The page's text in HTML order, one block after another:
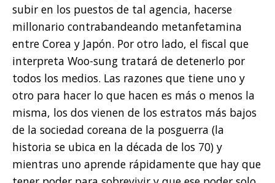
subir en los puestos de tal agencia, hacerse
millonario contrabandeando metanfetamina
entre Corea y Japón. Por otro lado, el fiscal que
interpreta Woo-sung tratará de detenerlo por
todos los medios. Las razones que tiene uno y
otro para hacer lo que hacen es más o menos la
misma, los dos vienen de los estratos más bajos
de la sociedad coreana de la posguerra (la
historia se ubica en la década de los 70) y
mientras uno aprende rápidamente que hay que